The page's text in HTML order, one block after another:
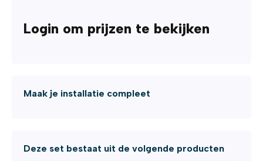
Login om prijzen te bekijken
Maak je installatie compleet
Deze set bestaat uit de volgende producten